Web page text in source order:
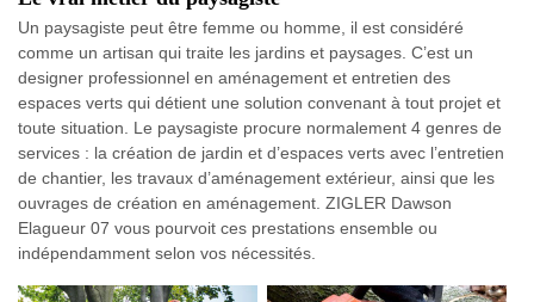
Un paysagiste peut être femme ou homme, il est considéré
comme un artisan qui traite les jardins et paysages. C’est un
designer professionnel en aménagement et entretien des
espaces verts qui détient une solution convenant à tout projet et
toute situation. Le paysagiste procure normalement 4 genres de
services : la création de jardin et d’espaces verts avec l’entretien
de chantier, les travaux d’aménagement extérieur, ainsi que les
ouvrages de création en aménagement. ZIGLER Dawson
Elagueur 07 vous pourvoit ces prestations ensemble ou
indépendamment selon vos nécessités.